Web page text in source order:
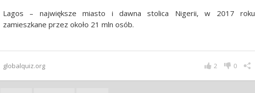
Lagos – największe miasto i dawna stolica Nigerii, w 2017 roku
zamieszkane przez około 21 mln osób.
globalquiz.org 0
2